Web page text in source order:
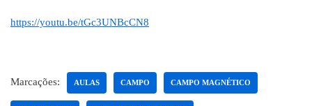
https://youtu.be/tGc3UNBcCN8
Marcações: AULAS CAMPO CAMPO MAGNÉTICO